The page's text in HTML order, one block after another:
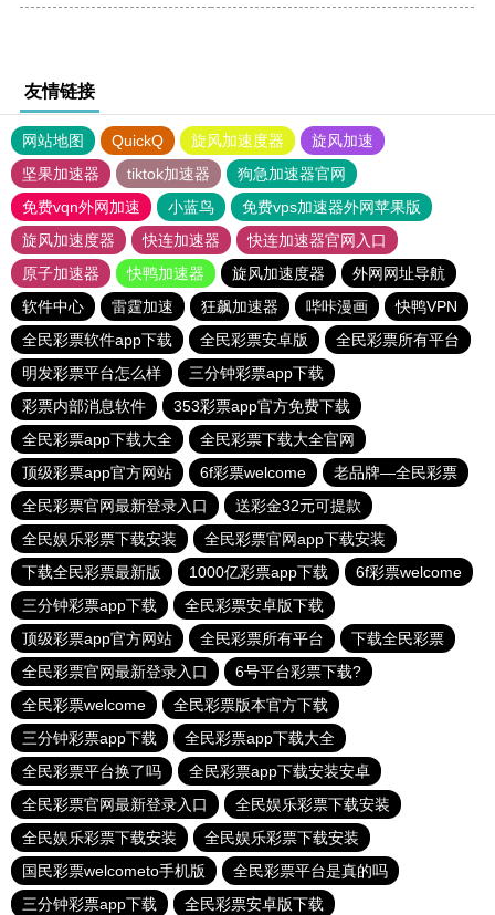
友情链接
网站地图 QuickQ 旋风加速度器
旋风加速
坚果加速器
tiktok加速器
狗急加速器官网
免费vqn外网加速
小蓝鸟
免费vps加速器外网苹果版
旋风加速度器
快连加速器
快连加速器官网入口
原子加速器
快鸭加速器 旋风加速度器
外网网址导航
软件中心
雷霆加速 狂飙加速器 哔咔漫画
快鸭VPN
全民彩票软件app下载
全民彩票安卓版
全民彩票所有平台
明发彩票平台怎么样
三分钟彩票app下载
彩票内部消息软件
353彩票app官方免费下载
全民彩票app下载大全
全民彩票下载大全官网
顶级彩票app官方网站
6f彩票welcome
老品牌—全民彩票
全民彩票官网最新登录入口
送彩金32元可提款
全民娱乐彩票下载安装
全民彩票官网app下载安装
下载全民彩票最新版
1000亿彩票app下载
6f彩票welcome
三分钟彩票app下载
全民彩票安卓版下载
顶级彩票app官方网站
全民彩票所有平台
下载全民彩票
全民彩票官网最新登录入口
6号平台彩票下载?
全民彩票welcome
全民彩票版本官方下载
三分钟彩票app下载
全民彩票app下载大全
全民彩票平台换了吗
全民彩票app下载安装安卓
全民彩票官网最新登录入口
全民娱乐彩票下载安装
全民娱乐彩票下载安装
全民娱乐彩票下载安装
国民彩票welcometo手机版
全民彩票平台是真的吗
三分钟彩票app下载
全民彩票安卓版下载